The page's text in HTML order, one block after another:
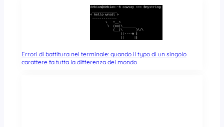
Errori di battitura nel terminale: quando il typo di un singolo
carattere fa tutta la differenza del mondo